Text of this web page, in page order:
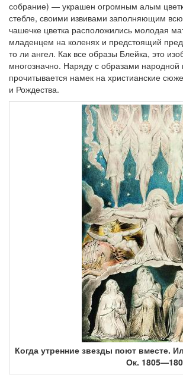
собрание) — украшен огромным алым
стебле, своими извивами заполняющим
чашечке цветка расположились молодая
младенцем на коленях и предстоящий
то ли ангел. Как все образы Блейка, это
многозначно. Наряду с образами народной
прочитывается намек на христианские
и Рождества.
Когда утренние звезды поют вместе.
Ок.